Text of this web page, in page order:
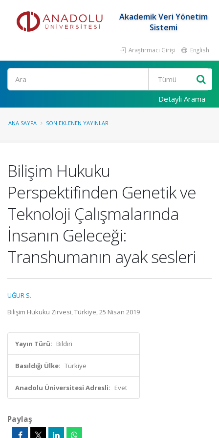
Akademik Veri Yönetim
Sistemi
Araştırmacı Girişi English
Ara
Detaylı Arama
ANA SAYFA SON EKLENEN YAYINLAR
Bilişim Hukuku
Perspektifinden Genetik ve
Teknoloji Çalışmalarında
İnsanın Geleceği:
Transhumanın ayak sesleri
UĞUR S.
Bilişim Hukuku Zirvesi, Türkiye, 25 Nisan 2019
Yayın Türü: Bildiri
Basıldığı Ülke: Türkiye
Anadolu Üniversitesi Adresli: Evet
Paylaş